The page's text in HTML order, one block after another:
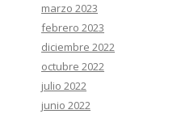
marzo 2023
febrero 2023
diciembre 2022
octubre 2022
julio 2022
junio 2022